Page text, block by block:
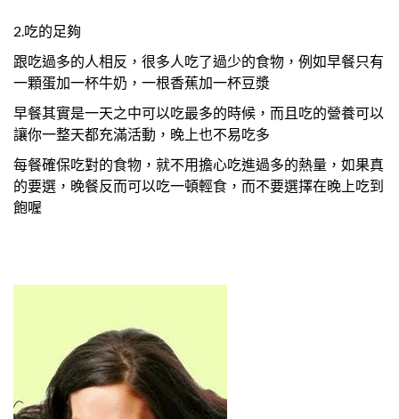
2.吃的足夠
跟吃過多的人相反，很多人吃了過少的食物，例如早餐只有
一顆蛋加一杯牛奶，一根香蕉加一杯豆漿
早餐其實是一天之中可以吃最多的時候，而且吃的營養可以
讓你一整天都充滿活動，晚上也不易吃多
每餐確保吃對的食物，就不用擔心吃進過多的熱量，如果真
的要選，晚餐反而可以吃一頓輕食，而不要選擇在晚上吃到
飽喔